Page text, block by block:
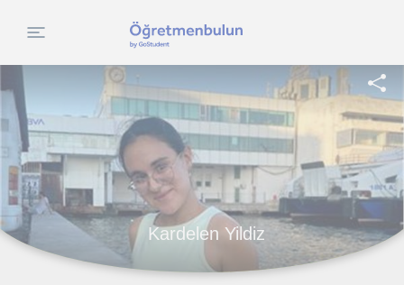
Kardelen Yildiz